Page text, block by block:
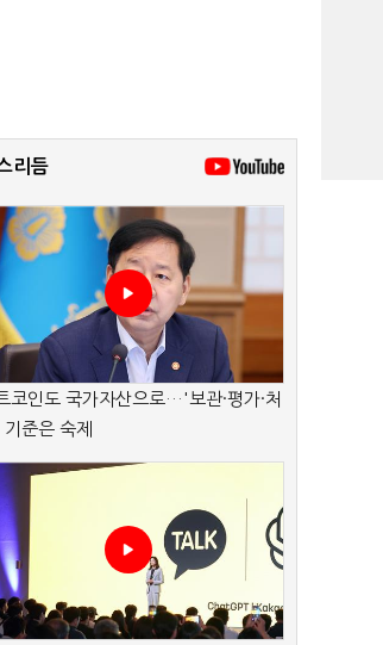
리듬
코인도 국가자산으로…'보관·평가·처
준은 숙제